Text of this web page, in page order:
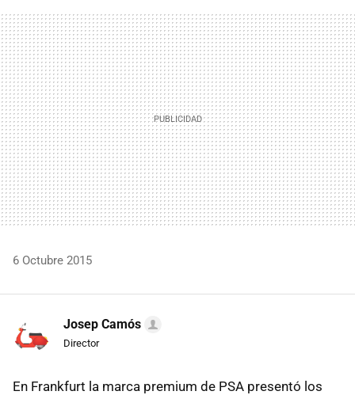
MAIL
6 Octubre 2015
Josep Camós
Director
En Frankfurt la marca premium de PSA presentó los